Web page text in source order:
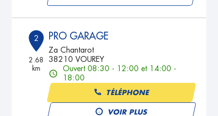
2
2.68
km
PRO GARAGE
Za Chantarot
38210 VOUREY
Ouvert 08:30 - 12:00 et 14:00 -
18:00
TÉLÉPHONE
VOIR PLUS